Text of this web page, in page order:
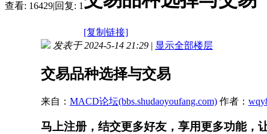
查看: 16429|回复: 1
[复制链接]
发表于 2024-5-14 21:29 | 显示全部楼层
交易品种选择与交易
来自： MACD论坛(bbs.shudaoyoufang.com) 作者：
马上注册，结交更多好友，享用更多功能，